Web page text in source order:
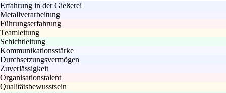
Erfahrung in der Gießerei
Metallverarbeitung
Führungserfahrung
Teamleitung
Schichtleitung
Kommunikationsstärke
Durchsetzungsvermögen
Zuverlässigkeit
Organisationstalent
Qualitätsbewusstsein